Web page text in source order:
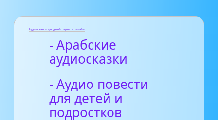
Аудиосказки для детей слушать онлайн
- Арабские
аудиосказки
- Аудио повести
для детей и
подростков